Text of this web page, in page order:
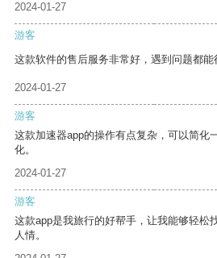
2024-01-27
游客
这款软件的售后服务非常好，遇到问题都能
2024-01-27
游客
这款加速器app的操作有点复杂，可以简化
化。
2024-01-27
游客
这款app是我旅行的好帮手，让我能够轻松
人情。